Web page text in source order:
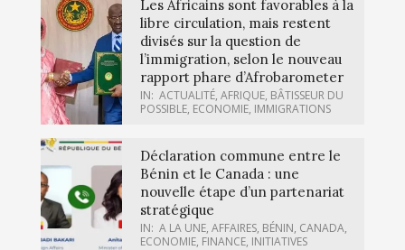
Les Africains sont favorables à la
libre circulation, mais restent
divisés sur la question de
l’immigration, selon le nouveau
rapport phare d’Afrobarometer
IN: ACTUALITÉ, AFRIQUE, BÂTISSEUR DU
POSSIBLE, ECONOMIE, IMMIGRATIONS
Déclaration commune entre le
Bénin et le Canada : une
nouvelle étape d’un partenariat
stratégique
IN: A LA UNE, AFFAIRES, BÉNIN, CANADA,
ECONOMIE, FINANCE, INITIATIVES